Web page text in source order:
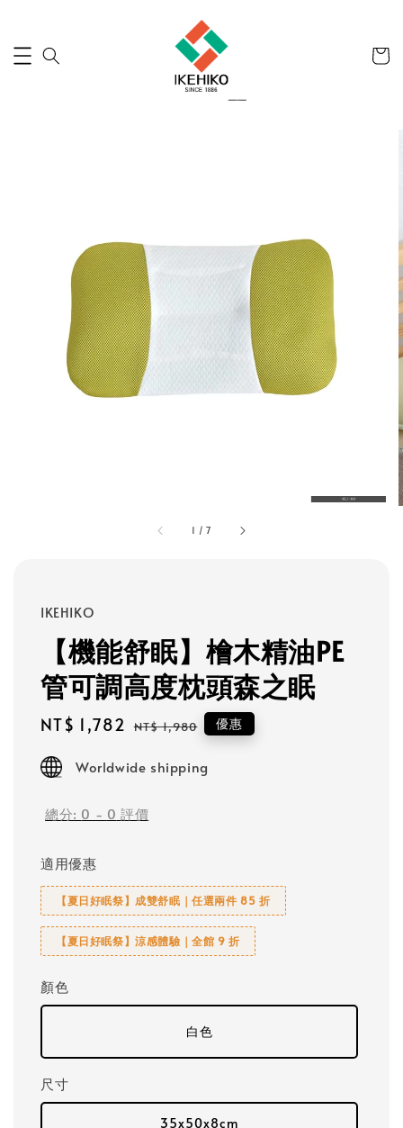
1 /7
IKEHIKO
【機能舒眠】檜木精油PE
管可調高度枕頭森之眠
Sale
NT$ 1,782 Regular
NT$ 1,980 優惠
Worldwide shipping
總分: 0 - 0 評價
適用優惠
【夏日好眠祭】成雙舒眠｜任選兩件 85 折
【夏日好眠祭】涼感體驗｜全館 9 折
顏色
白色
尺寸
35x50x8cm